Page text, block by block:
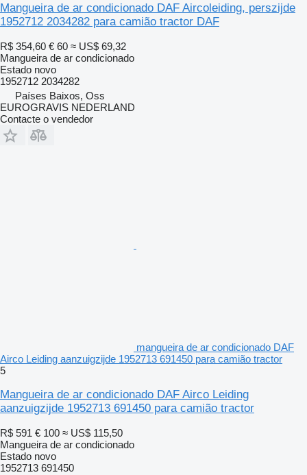
Mangueira de ar condicionado DAF Aircoleiding, perszijde
1952712 2034282 para camião tractor DAF
R$ 354,60 € 60 ≈ US$ 69,32
Mangueira de ar condicionado
Estado novo
1952712 2034282
Países Baixos, Oss
EUROGRAVIS NEDERLAND
Contacte o vendedor
mangueira de ar condicionado DAF
Airco Leiding aanzuigzijde 1952713 691450 para camião tractor
5
Mangueira de ar condicionado DAF Airco Leiding
aanzuigzijde 1952713 691450 para camião tractor
R$ 591 € 100 ≈ US$ 115,50
Mangueira de ar condicionado
Estado novo
1952713 691450